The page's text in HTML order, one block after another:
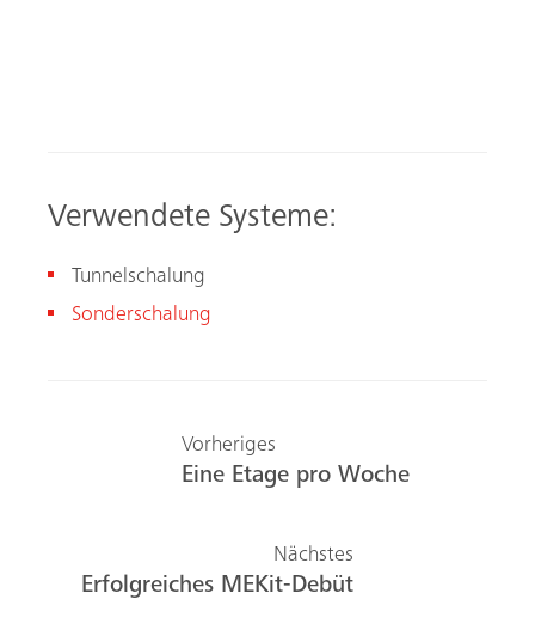
Verwendete Systeme:
Tunnelschalung
Sonderschalung
Vorheriges
Eine Etage pro Woche
Nächstes
Erfolgreiches MEKit-Debüt